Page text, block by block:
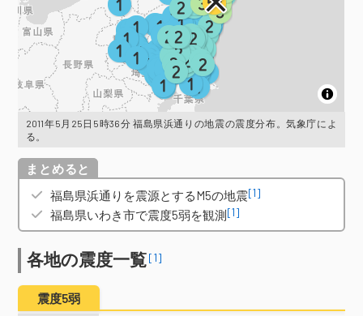
2011年5月25日5時36分 福島県浜通りの地震の震度分布。気象庁によ
る。
概要
福島県浜通りを震源とするM5の地震[1]
福島県いわき市で震度5弱を観測[1]
各地の震度一覧[1]
震度5弱